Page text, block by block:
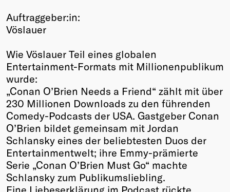
Past
Annual
Auftraggeber:in:
Vöslauer
Wie Vöslauer Teil eines globalen
Entertainment-Formats mit Millionenpublikum
wurde:
„Conan O’Brien Needs a Friend“ zählt mit über
230 Millionen Downloads zu den führenden
Comedy-Podcasts der USA. Gastgeber Conan
O’Brien bildet gemeinsam mit Jordan
Schlansky eines der beliebtesten Duos der
Entertainmentwelt; ihre Emmy-prämierte
Serie „Conan O’Brien Must Go“ machte
Schlansky zum Publikumsliebling.
Eine Liebeserklärung im Podcast rückte